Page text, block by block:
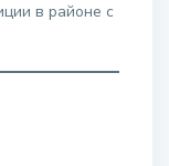
в районе с